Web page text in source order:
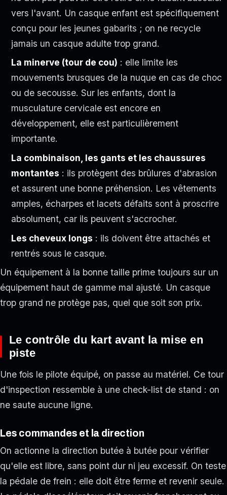
vers l'avant. Un casque enfant est spécifiquement
conçu pour les jeunes gabarits ; on ne recycle
jamais un casque adulte trop grand.
La minerve (tour de cou) : elle limite les
mouvements brusques de la nuque en cas de choc
ou de secousse. Sur les enfants, dont la
musculature cervicale est encore en
développement, elle est particulièrement
importante.
La combinaison, les gants et les chaussures
montantes : ils protègent des brûlures d'abrasion
et assurent une bonne préhension. Les vêtements
amples, écharpes et lacets défaits sont à proscrire
absolument, car ils peuvent s'accrocher.
Les cheveux longs : ils doivent être attachés et
rentrés sous le casque.
Un équipement à la bonne taille prime toujours sur un
équipement haut de gamme mal ajusté. Un casque
trop grand ne protège pas, quel que soit son prix.
Le contrôle du kart avant la mise en
piste
Une fois le pilote équipé, on passe au matériel. Ce tour
d'inspection ressemble à une check-list de stand : on
ne saute aucune ligne.
Les commandes et la direction
On actionne la direction butée à butée pour vérifier
qu'elle est libre, sans point dur ni jeu excessif. On teste
la pédale de frein : elle doit être ferme et revenir seule.